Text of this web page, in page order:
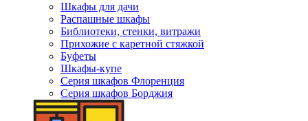
Шкафы для дачи
Распашные шкафы
Библиотеки, стенки, витражи
Прихожие с каретной стяжкой
Буфеты
Шкафы-купе
Серия шкафов Флоренция
Серия шкафов Борджия